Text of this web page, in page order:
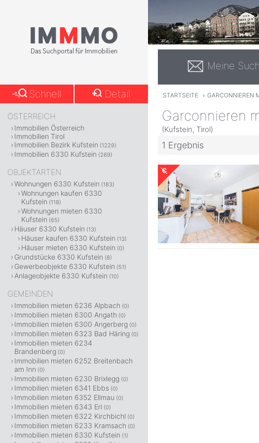
Meine
STARTSEITE › GARCONNIEREN
Garconnieren
(Kufstein, Tirol)
1 Ergebnis
Schnell Detail
ÖSTERREICH
Immobilien Österreich
Immobilien Tirol
Immobilien Bezirk Kufstein (1229)
Immobilien 6330 Kufstein (269)
OBJEKTARTEN
Wohnungen 6330 Kufstein (183)
Wohnungen kaufen 6330
Kufstein (118)
Wohnungen mieten 6330
Kufstein (65)
Häuser 6330 Kufstein (13)
Häuser kaufen 6330 Kufstein (13)
Häuser mieten 6330 Kufstein (0)
Grundstücke 6330 Kufstein (8)
Gewerbeobjekte 6330 Kufstein (51)
Anlageobjekte 6330 Kufstein (10)
GEMEINDEN
Immobilien mieten 6236 Alpbach (0)
Immobilien mieten 6300 Angath (0)
Immobilien mieten 6300 Angerberg (0)
Immobilien mieten 6323 Bad Häring (0)
Immobilien mieten 6234
Brandenberg (0)
Immobilien mieten 6252 Breitenbach
am Inn (0)
Immobilien mieten 6230 Brixlegg (0)
Immobilien mieten 6341 Ebbs (0)
Immobilien mieten 6352 Ellmau (0)
Immobilien mieten 6343 Erl (0)
Immobilien mieten 6322 Kirchbichl (0)
Immobilien mieten 6233 Kramsach (0)
Immobilien mieten 6330 Kufstein (1)